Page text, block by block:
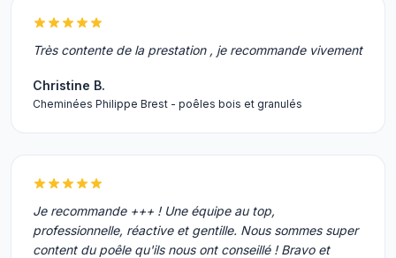
Très contente de la prestation , je recommande vivement
Christine B.
Cheminées Philippe Brest - poêles bois et granulés
Je recommande +++ ! Une équipe au top,
professionnelle, réactive et gentille. Nous sommes super
content du poêle qu'ils nous ont conseillé ! Bravo et